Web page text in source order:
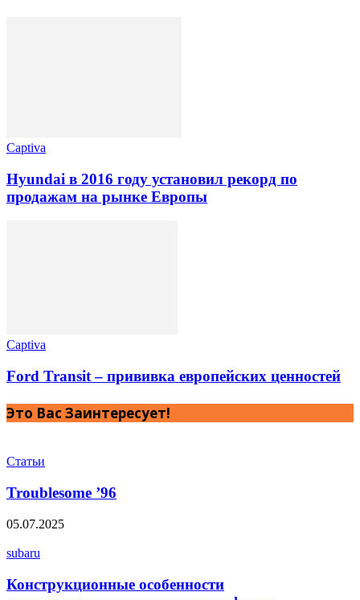
Captiva
Hyundai в 2016 году установил рекорд по
продажам на рынке Европы
Captiva
Ford Transit – прививка европейских ценностей
Это Вас Заинтересует!
Статьи
Troublesome ’96
05.07.2025
subaru
Конструкционные особенности